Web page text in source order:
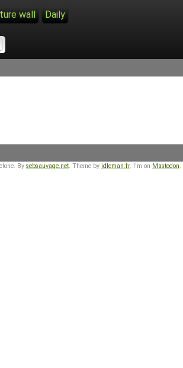
wall Daily
By sebsauvage.net. Theme by idleman.fr. I'm on Mastodon.